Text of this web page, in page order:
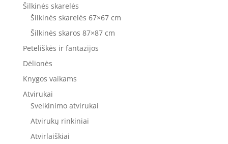
Šilkinės skarelės
Šilkinės skarelės 67×67 cm
Šilkinės skaros 87×87 cm
Peteliškės ir fantazijos
Dėlionės
Knygos vaikams
Atvirukai
Sveikinimo atvirukai
Atvirukų rinkiniai
Atvirlaiškiai